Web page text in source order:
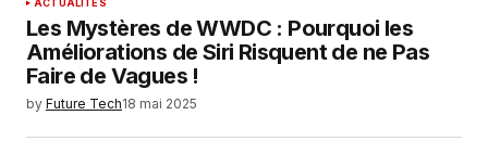
ACTUALITÉS
Les Mystères de WWDC : Pourquoi les
Améliorations de Siri Risquent de ne Pas
Faire de Vagues !
by Future Tech18 mai 2025